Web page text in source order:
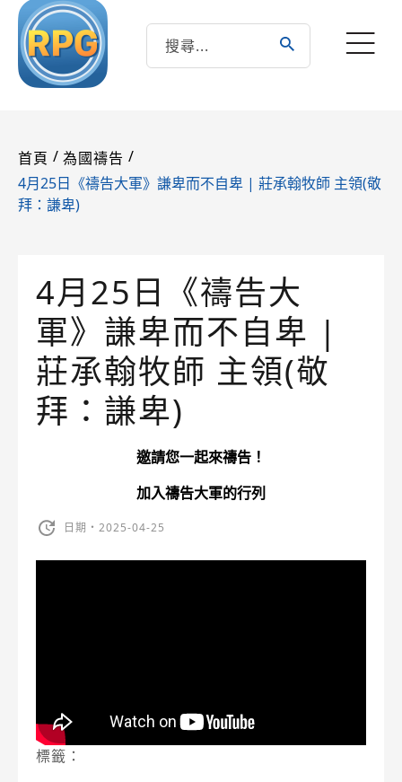
首頁 / 為國禱告 /
4月25日《禱告大軍》謙卑而不自卑 | 莊承翰牧師 主領(敬
拜：謙卑)
4月25日《禱告大
軍》謙卑而不自卑 |
莊承翰牧師 主領(敬
拜：謙卑)
邀請您一起來禱告！
加入禱告大軍的行列
日期・2025-04-25
標籤：